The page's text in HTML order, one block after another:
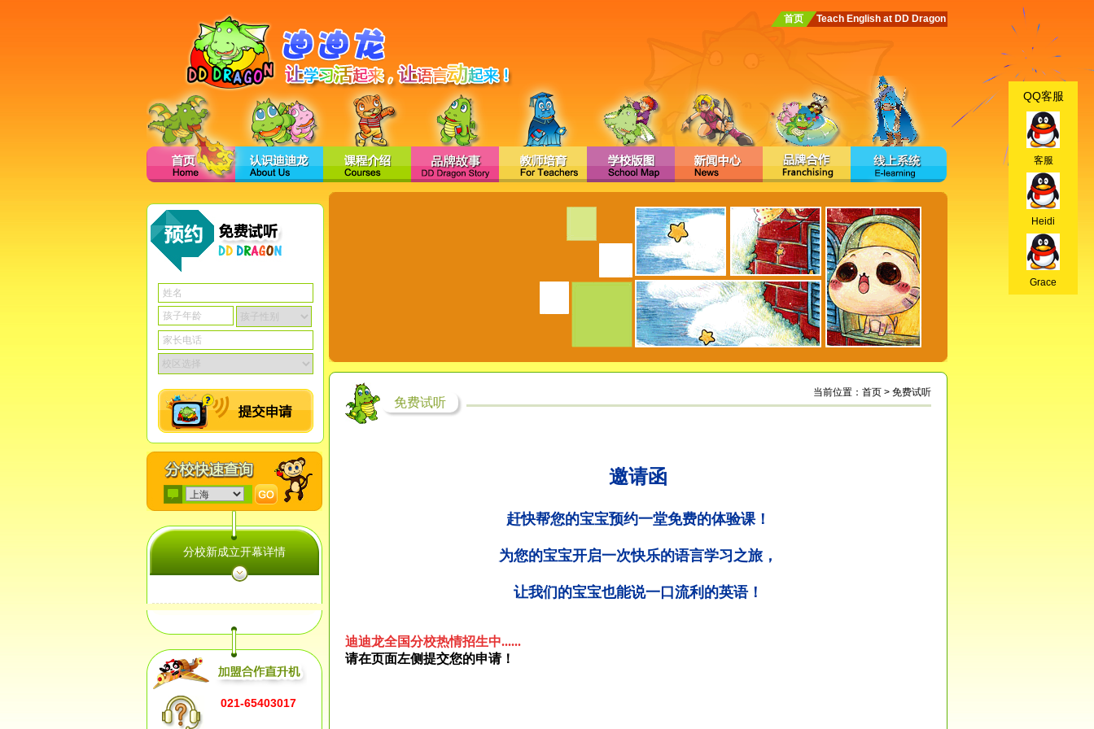
首页 Teach English at DD Dragon
分校新成立开幕详情
021-65403017
免费试听
当前位置： 首页 > 免费试听
邀请函
赶快帮您的宝宝预约一堂免费的体验课！
为您的宝宝开启一次快乐的语言学习之旅，
让我们的宝宝也能说一口流利的英语！
迪迪龙全国分校热情招生中......
请在页面左侧提交您的申请！
QQ客服
客服
Heidi
Grace